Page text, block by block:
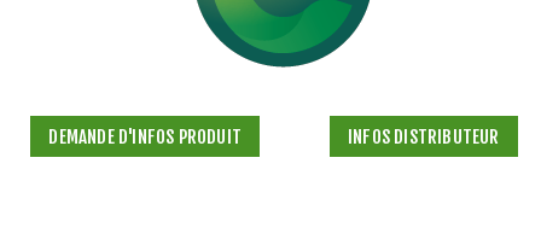
DEMANDE D'INFOS PRODUIT INFOS DISTRIBUTEUR